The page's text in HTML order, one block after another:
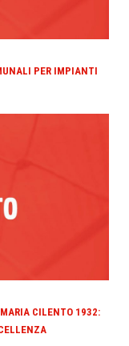
PER IMPIANTI
CILENTO 1932: